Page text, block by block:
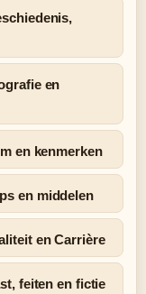
en
en kenmerken
en middelen
en Carrière
feiten en fictie